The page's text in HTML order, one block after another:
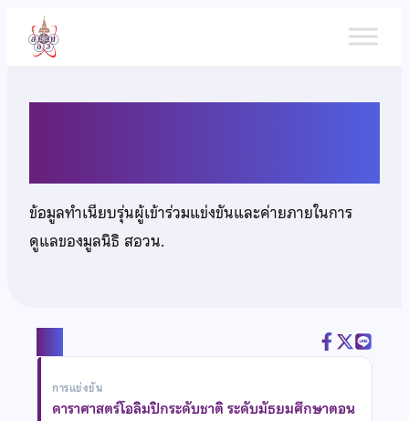
เนื้อหา
ข้อมูลทำเนียบรุ่นผู้เข้าร่วมแข่งขันและค่ายภายในการ
ดูแลของมูลนิธิ สอวน.
การแข่งขัน
ดาราศาสตร์โอลิมปิกระดับชาติ ระดับมัธยมศึกษาตอน